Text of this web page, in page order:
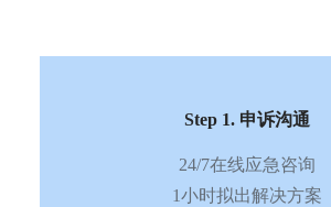
Step 1. 申诉沟通
24/7在线应急咨询
1小时拟出解决方案